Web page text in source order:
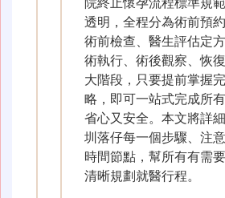
透明，全程分為術前預
術前檢查、醫生評估定
術執行、術後觀察、恢
大階段，只要提前掌握
略，即可一站式完成所
省心又安全。本文將詳
圳落仔每一個步驟、注意
時間節點，幫所有有需
清晰規劃就醫行程。